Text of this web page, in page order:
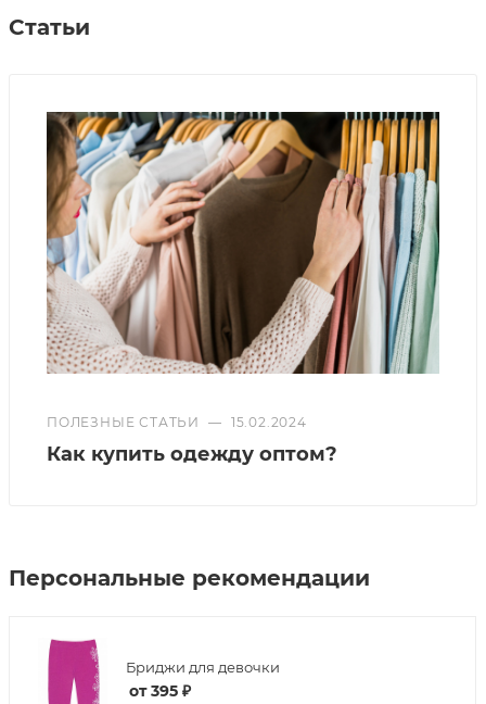
Статьи
ПОЛЕЗНЫЕ СТАТЬИ — 15.02.2024
Как купить одежду оптом?
Персональные рекомендации
Бриджи для девочки
от395 ₽